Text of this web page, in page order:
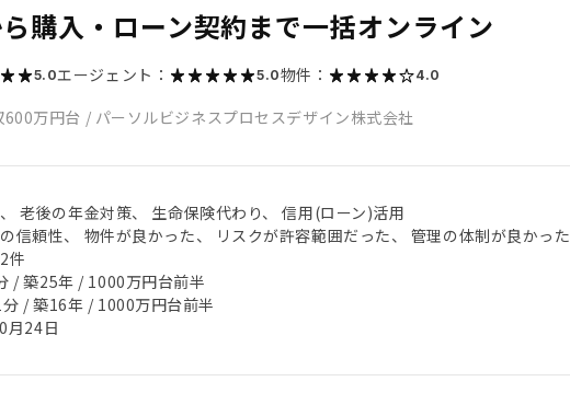
購入・ローン契約まで一括オンライン
5.0エージェント： 5.0物件： 4.0
600万円台 / パーソルビジネスプロセスデザイン株式会社
老後の年金対策、 生命保険代わり、 信用(ローン)活用
信頼性、 物件が良かった、 リスクが許容範囲だった、 管理の体制が良かっ
件
/ 築25年 / 1000万円台前半
/ 築16年 / 1000万円台前半
月24日